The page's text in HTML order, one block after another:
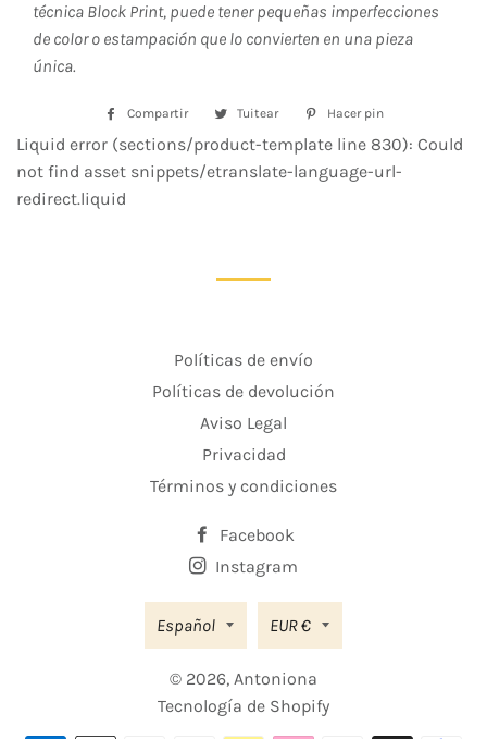
técnica Block Print, puede tener pequeñas imperfecciones
de color o estampación que lo convierten en una pieza
única.
Compartir
Compartir
Facebook
Tuitear
TuitearHacer pin
en
Liquid error (sections/product-template line 830): Could
not find asset snippets/etranslate-language-url-
redirect.liquid
Políticas de envío
Políticas de devolución
Aviso Legal
Privacidad
Términos y condiciones
Facebook
Instagram
Español Moneda
EUR €
© 2026, Antoniona
Tecnología de Shopify